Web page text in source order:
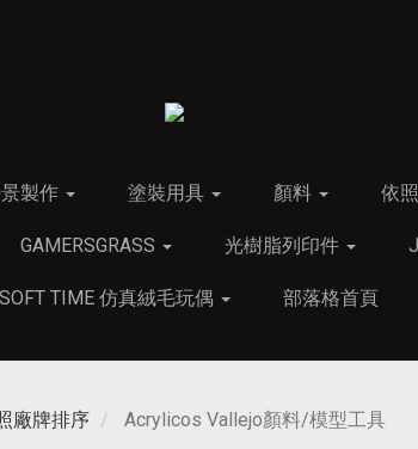
製作 塗裝用具 顏料 依
GAMERSGRASS 光樹脂列印件
SOFT TIME 仿真絨毛玩偶 部落格首頁
廠牌排序 Acrylicos Vallejo顏料/模型工具